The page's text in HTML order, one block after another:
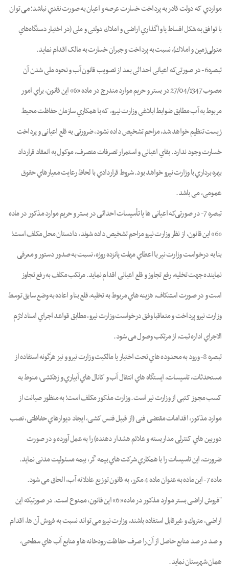
ﻣﻮاردي ﮐﻪ دوﻟﺖ ﻗﺎدر ﺑﻪ ﭘﺮداﺧﺖ ﺧﺴﺎرت ﻋﺮﺻﻪ و اﻋﯿﺎن ﺑﻪ ﺻﻮرت ﻧﻘﺪي ﻧﺒﺎﺷﺪ؛ ﻣﯽ ﺗﻮان
ﺑﺎ ﺗﻮاﻓﻖ ﺑﻪ ﺷﮑﻞ اﻗﺴﺎط ﯾﺎ واﮔﺬاري اراﺿﯽ و اﻣﻼك دوﻟﺘﯽ و ﻣﻠﯽ (در اﺧﺘﯿﺎر دﺳﺘﮕﺎهﻫﺎي
ﻣﺘﻮﻟﯽزﻣﯿﻦ و اﻣﻼك)، ﻧﺴﺒﺖ ﺑﻪ ﭘﺮداﺧﺖ و ﺟﺒﺮان ﺧﺴﺎرت ﺑﻪ ﻣﺎﻟﮏ اﻗﺪام ﻧﻤﺎﯾﺪ.
ﺗﺒﺼﺮه6- در ﺻﻮرﺗﯽﮐﻪ اﻋﯿﺎﻧﯽ اﺣﺪاﺛﯽ ﺑﻌﺪ از ﺗﺼﻮﯾﺐ ﻗﺎﻧﻮن آب و ﻧﺤﻮه ﻣﻠﯽ ﺷﺪن آن
ﻣﺼﻮب 27/04/1347 در ﺑﺴﺘﺮ و ﺣﺮﯾﻢ ﻣﻮارد ﻣﻨﺪرج در ﻣﺎده «6» اﯾﻦ ﻗﺎﻧﻮن، ﺑﺮاي اﻣﻮر
ﻣﺮﺑﻮط ﺑﻪ آب ﻣﻄﺎﺑﻖ ﺿﻮاﺑﻂ اﺑﻼﻏﯽ وزارت ﻧﯿﺮو، ﮐﻪ ﺑﺎ ﻫﻤﮑﺎري ﺳﺎزﻣﺎن ﺣﻔﺎﻇﺖ ﻣﺤﯿﻂ
زﯾﺴﺖ ﺗﻨﻈﯿﻢ ﺧﻮاﻫﺪ ﺷﺪ، ﻣﺰاﺣﻢ ﺗﺸﺨﯿﺺ داده ﻧﺸﻮد، ﺿﺮورﺗﯽ به ﻗﻠﻊ اﻋﯿﺎﻧﯽ و ﭘﺮداﺧﺖ
ﺧﺴﺎرت وﺟﻮد ﻧﺪارد. ﺑﻘﺎي اﻋﯿﺎﻧﯽ و اﺳﺘﻤﺮار ﺗﺼﺮﻓﺎت ﻣﺘﺼﺮف، ﻣﻮﮐﻮل ﺑﻪ اﻧﻌﻘﺎد ﻗﺮارداد
ﺑﻬﺮه ﺑﺮداري ﺑﺎ وزارت ﻧﯿﺮو ﺧﻮاﻫﺪ ﺑﻮد. ﺷﺮوط ﻗﺮاردادي ﺑﺎ ﻟﺤﺎظ رﻋﺎﯾﺖ ﻣﻌﯿﺎرﻫﺎي ﺣﻘﻮق
ﻋﻤﻮﻣﯽ، ﻣﯽ ﺑﺎﺷﺪ.
ﺗﺒﺼﺮه 7- در ﺻﻮرﺗﯽﮐﻪ اﻋﯿﺎﻧﯽ ﻫﺎ ﯾﺎ ﺗﺄﺳﯿﺴﺎت اﺣﺪاﺛﯽ در ﺑﺴﺘﺮ و ﺣﺮﯾﻢ ﻣﻮارد ﻣﺬﮐﻮر در ﻣﺎده
«6» اﯾﻦ ﻗﺎﻧﻮن، از ﻧﻈﺮ وزارت ﻧﯿﺮو ﻣﺰاﺣﻢ ﺗﺸﺨﯿﺺ داده ﺷﻮﻧﺪ، دادﺳﺘﺎن ﻣﺤﻞ ﻣﮑﻠﻒ اﺳﺖ؛
ﺑﻨﺎ ﺑﻪ درﺧﻮاﺳﺖ وزارت ﻧﯿﺮ ﺑﺎ اﻋﻄﺎي ﻣﻬﻠﺖ ﭘﺎﻧﺰده روزه، ﻧﺴﺒﺖ ﺑﻪ ﺻﺪور دﺳﺘﻮر و ﻣﻌﺮﻓﯽ
ﻧﻤﺎﯾﻨﺪه ﺟﻬﺖ ﺗﺨﻠﯿﻪ، رﻓﻊ ﺗﺠﺎوز و ﻗﻠﻊ اﻋﯿﺎﻧﯽ اﻗﺪام ﻧﻤﺎﯾﺪ. ﻣﺮﺗﮑﺐ ﻣﮑﻠﻒ ﺑﻪ رﻓﻊ ﺗﺠﺎوز
اﺳﺖ و در ﺻﻮرت اﺳﺘﻨﮑﺎف، ﻫﺰﯾﻨﻪ ﻫﺎي ﻣﺮﺑﻮط ﺑﻪ ﺗﺨﻠﯿﻪ، ﻗﻠﻊ ﺑﻨﺎ و اﻋﺎده ﺑﻪ وﺿﻊ ﺳﺎﺑﻖ ﺗﻮﺳﻂ
وزارت ﻧﯿﺮو ﭘﺮداﺧﺖ و ﻣﺘﻌﺎﻗﺒﺎ وﻓﻖ درﺧﻮاﺳﺖ وزارت ﻧﯿﺮو، ﻣﻄﺎﺑﻖ ﻗﻮاﻋﺪ اﺟﺮاي اﺳﻨﺎد ﻻزم
اﻻﺟﺮاي اداره ﺛﺒﺖ، از ﻣﺮﺗﮑﺐ وﺻﻮل ﻣﯽ ﺷﻮد.
ﺗﺒﺼﺮه 8- ورود ﺑﻪ ﻣﺤﺪوده ﻫﺎي ﺗﺤﺖ اﺧﺘﯿﺎر ﯾﺎ ﻣﺎﻟﮑﯿﺖ وزارت ﻧﯿﺮو و ﻧﯿﺰ ﻫﺮﮔﻮﻧﻪ اﺳﺘﻔﺎده از
ﻣﺴﺘﺤﺪﺛﺎت، ﺗﺎﺳﯿﺴﺎت، اﯾﺴﺘﮕﺎه ﻫﺎي اﻧﺘﻘﺎل آب و ﮐﺎﻧﺎل ﻫﺎي آﺑﯿﺎري و زﻫﮑﺸﯽ، ﻣﻨﻮط ﺑﻪ
ﮐﺴﺐ ﻣﺠﻮز ﮐﺘﺒﯽ از وزارت ﻧﯿﺮ اﺳﺖ. وزارت ﻣﺬﮐﻮر ﻣﮑﻠﻒ اﺳﺖ؛ ﺑﻪ ﻣﻨﻈﻮر ﺻﯿﺎﻧﺖ از
ﻣﻮارد ﻣﺬﮐﻮر، اﻗﺪاﻣﺎت ﻣﻘﺘﻀﯽ ﻓﻨﯽ (از ﻗﺒﯿﻞ ﻓﻨﺲ ﮐﺸﯽ، اﯾﺠﺎد دﯾﻮارﻫﺎي ﺣﻔﺎﻇﺘﯽ، ﻧﺼﺐ
دورﺑﯿﻦ ﻫﺎي ﮐﻨﺘﺮﻟﯽ ﻣﺪارﺑﺴﺘﻪ و ﻋﻼﺋﻢ ﻫﺸﺪار دﻫﻨﺪه) را ﺑﻪ ﻋﻤﻞ آورده و در ﺻﻮرت
ﺿﺮورت، اﯾﻦ ﺗﺎﺳﯿﺴﺎت را ﺑﺎ ﻫﻤﮑﺎري ﺷﺮﮐﺖ ﻫﺎي ﺑﯿﻤﻪ ﮔﺮ، ﺑﯿﻤﻪ ﻣﺴﺌﻮﻟﯿﺖ ﻣﺪﻧﯽ ﻧﻤﺎﯾﺪ.
ﻣﺎده 7- اﯾﻦ ﻣﺎده ﺑﻪ ﻋﻨﻮان ﻣﺎده 4 ﻣﮑﺮر، ﺑﻪ ﻗﺎﻧﻮن ﺗﻮزﯾﻊ ﻋﺎدﻻﻧﻪ آب، اﻟﺤﺎق ﻣﯽ ﺷﻮد.
"ﻓﺮوش اراﺿﯽ ﺑﺴﺘﺮ ﻣﻮارد ﻣﺬﮐﻮر در ﻣﺎده «6» اﯾﻦ ﻗﺎﻧﻮن، ﻣﻤﻨﻮع اﺳﺖ. در ﺻﻮرﺗﯿﮑﻪ اﯾﻦ
اراﺿﯽ، ﻣﺘﺮوك و ﻏﯿﺮﻗﺎﺑﻞ اﺳﺘﻔﺎده ﺑﺎﺷﻨﺪ، وزارت ﻧﯿﺮو ﻣﯽ ﺗﻮاﻧﺪ ﻧﺴﺒﺖ ﺑﻪ ﻓﺮوش آن ﻫﺎ، اﻗﺪام
و ﺻﺪ در ﺻﺪ ﻣﻨﺎﺑﻊ ﺣﺎﺻﻞ از آن را ﺻﺮف ﺣﻔﺎﻇﺖ رودﺧﺎﻧﻪ ﻫﺎ و ﻣﻨﺎﺑﻊ آب ﻫﺎي ﺳﻄﺤﯽ،
ﻫﻤﺎن ﺷﻬﺮﺳﺘﺎن ﻧﻤﺎﯾﺪ.